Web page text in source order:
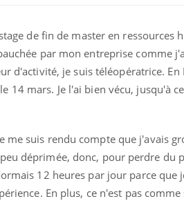
de fin de master en ressources
par mon entreprise comme
d'activité, je suis téléopératrice. En
mars. Je l'ai bien vécu, jusqu'à
suis rendu compte que j'avais
déprimée, donc, pour perdre du
12 heures par jour parce que
En plus, ce n'est pas
:
le risque de
grimpe-t-il ?
pourrait-il
manger moins
pourrait
être bénéfique